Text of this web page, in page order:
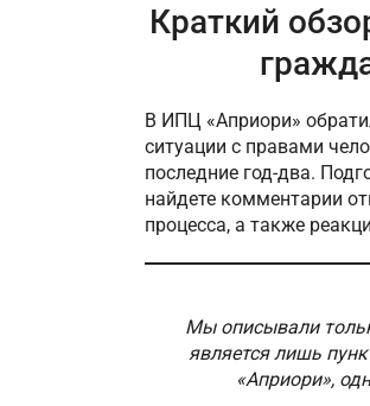
Краткий
В ИПЦ «Априори»
ситуации с правами
последние год-два.
найдете комментарии
процесса, а также
Мы описывали
является лишь
«Априори»,